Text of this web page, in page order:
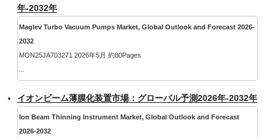
年-2032年
Maglev Turbo Vacuum Pumps Market, Global Outlook and Forecast 2026-
2032
MON25JA703271 2026年5月 約80Pages
イオンビーム薄膜化装置市場：グローバル予測2026年-2032年
Ion Beam Thinning Instrument Market, Global Outlook and Forecast
2026-2032